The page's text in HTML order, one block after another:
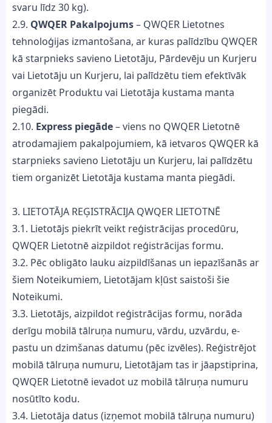
svaru līdz 30 kg).
2.9. QWQER Pakalpojums– QWQER Lietotnes
tehnoloģijas izmantošana, ar kuras palīdzību QWQER
kā starpnieks savieno Lietotāju, Pārdevēju un Kurjeru
vai Lietotāju un Kurjeru, lai palīdzētu tiem efektīvāk
organizēt Produktu vai Lietotāja kustama manta
piegādi.
2.10. Express piegāde– viens no QWQER Lietotnē
atrodamajiem pakalpojumiem, kā ietvaros QWQER kā
starpnieks savieno Lietotāju un Kurjeru, lai palīdzētu
tiem organizēt Lietotāja kustama manta piegādi.
3. LIETOTĀJA REĢISTRĀCIJA QWQER LIETOTNĒ
3.1. Lietotājs piekrīt veikt reģistrācijas procedūru,
QWQER Lietotnē aizpildot reģistrācijas formu.
3.2. Pēc obligāto lauku aizpildīšanas un iepazīšanās ar
šiem Noteikumiem, Lietotājam kļūst saistoši šie
Noteikumi.
3.3. Lietotājs, aizpildot reģistrācijas formu, norāda
derīgu mobilā tālruņa numuru, vārdu, uzvārdu, e-
pastu un dzimšanas datumu (pēc izvēles). Reģistrējot
mobilā tālruņa numuru, Lietotājam tas ir jāapstiprina,
QWQER Lietotnē ievadot uz mobilā tālruņa numuru
nosūtīto kodu.
3.4. Lietotāja datus (izņemot mobilā tālruņa numuru)